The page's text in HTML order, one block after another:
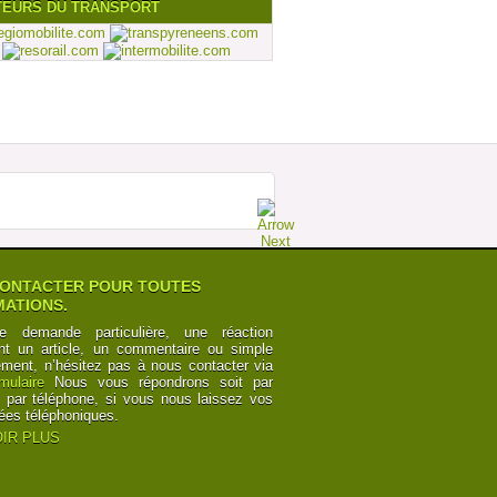
DU TRANSPORT
POUR TOUTES
demande particulière, une réaction
un article, un commentaire ou simple
n’hésitez pas à nous contacter via
Nous vous répondrons soit par
par téléphone, si vous nous laissez vos
téléphoniques.
PLUS